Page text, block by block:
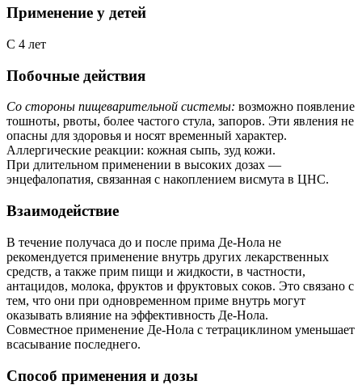
Применение у детей
С 4 лет
Побочные действия
Со стороны пищеварительной системы: возможно появление
тошноты, рвоты, более частого стула, запоров. Эти явления не
опасны для здоровья и носят временный характер.
Аллергические реакции: кожная сыпь, зуд кожи.
При длительном применении в высоких дозах —
энцефалопатия, связанная с накоплением висмута в ЦНС.
Взаимодействие
В течение получаса до и после прима Де-Нола не
рекомендуется применение внутрь других лекарственных
средств, а также прим пищи и жидкости, в частности,
антацидов, молока, фруктов и фруктовых соков. Это связано с
тем, что они при одновременном приме внутрь могут
оказывать влияние на эффективность Де-Нола.
Совместное применение Де-Нола с тетрациклином уменьшает
всасывание последнего.
Способ применения и дозы